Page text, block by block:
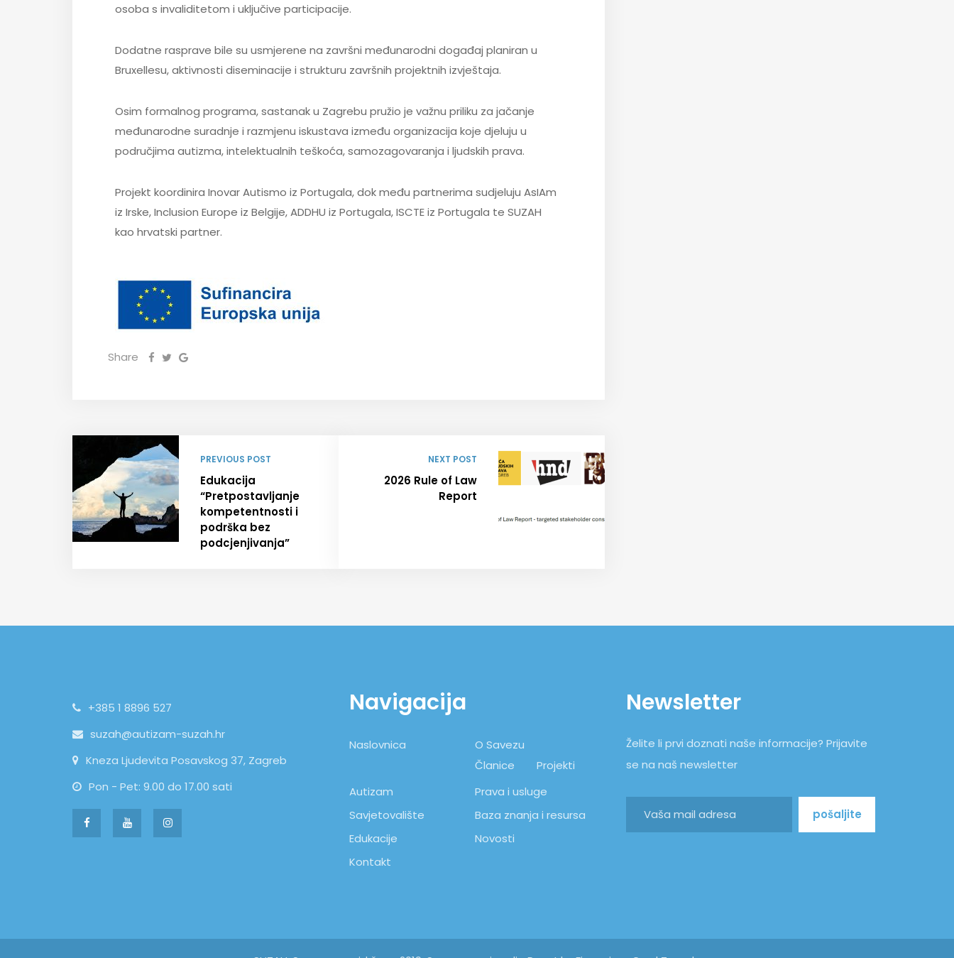
osoba s invaliditetom i uključive participacije.
Dodatne rasprave bile su usmjerene na završni međunarodni događaj planiran u
Bruxellesu, aktivnosti diseminacije i strukturu završnih projektnih izvještaja.
Osim formalnog programa, sastanak u Zagrebu pružio je važnu priliku za jačanje
međunarodne suradnje i razmjenu iskustava između organizacija koje djeluju u
područjima autizma, intelektualnih teškoća, samozagovaranja i ljudskih prava.
Projekt koordinira Inovar Autismo iz Portugala, dok među partnerima sudjeluju AsIAm
iz Irske, Inclusion Europe iz Belgije, ADDHU iz Portugala, ISCTE iz Portugala te SUZAH
kao hrvatski partner.
Share
PREVIOUS POST
Edukacija
“Pretpostavljanje
kompetentnosti i
podrška bez
podcjenjivanja”
NEXT POST
2026 Rule of Law
Report
+385 1 8896 527
suzah@autizam-suzah.hr
Kneza Ljudevita Posavskog 37, Zagreb
Pon - Pet: 9.00 do 17.00 sati
Navigacija
Naslovnica
O Savezu
Članice
Projekti
Autizam
Prava i usluge
Savjetovalište
Baza znanja i resursa
Edukacije
Novosti
Kontakt
Newsletter
Želite li prvi doznati naše informacije? Prijavite
se na naš newsletter
pošaljite